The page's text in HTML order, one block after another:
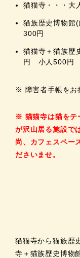
猫猫寺・・・
猫族歴史博物館
300円
猫猫寺＋猫族歴
円 小人500円
※ 障害者手帳をお
※ 猫猫寺は猫をテ
が沢山居る施設で
尚、カフェスペー
ださいませ。
猫猫寺から猫族歴
寺＋猫族歴史博物